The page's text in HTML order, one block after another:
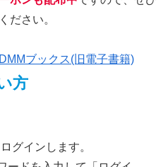
ださい。
ブックス(旧電子書籍)
方
グインします。